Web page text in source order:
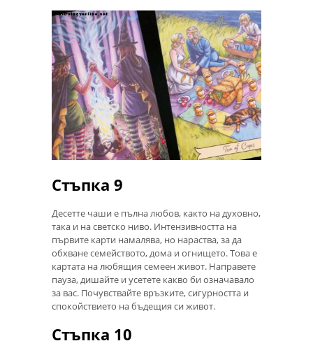
Стъпка 9
Десетте чаши е пълна любов, както на духовно,
така и на светско ниво. Интензивността на
първите карти намалява, но нараства, за да
обхване семейството, дома и огнището. Това е
картата на любящия семеен живот. Направете
пауза, дишайте и усетете какво би означавало
за вас. Почувствайте връзките, сигурността и
спокойствието на бъдещия си живот.
Стъпка 10